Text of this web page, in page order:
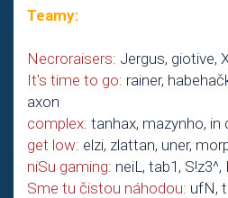
Teamy:
Necroraisers: Jergus, giotive,
It's time to go: rainer,
axon
complex: tanhax, mazynho, in
get low: elzi, zlattan, uner,
niSu gaming: neiL, tab1, S!z3^,
Sme tu čistou náhodou: ufN,